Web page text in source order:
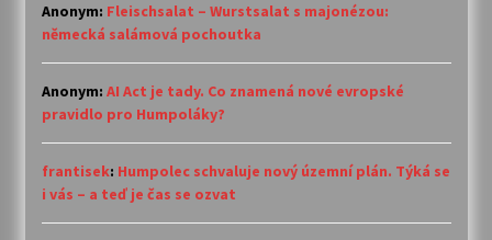
Anonym: Fleischsalat – Wurstsalat s majonézou:
německá salámová pochoutka
Anonym: AI Act je tady. Co znamená nové evropské
pravidlo pro Humpoláky?
frantisek: Humpolec schvaluje nový územní plán. Týká se
i vás – a teď je čas se ozvat